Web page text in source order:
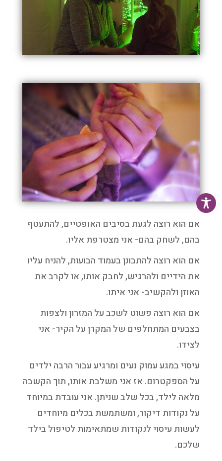
אם הוא רוצה לגעת בסיבים האופטיים, להתעטף
בהם, לשחק בהם- אני מצטרפת אליו.
אם הוא רוצה להתבונן בעמוד הבועות, להניח עליו
את הידיים ולהרגיש, לחבק אותו, או לקרב את
האוזן ולהקשיב- אני איתו.
אם הוא רוצה פשוט לשכב על המזרון ולצפות
בצבעים המתחלפים של המקרן על הקיר- אני
לצידו.
עיסוי במגע עמוק נעים ומרגיע עבור הרבה ילדים
על הספקטרום. אז אני משלבת אותו, תוך הקשבה
מלאה לילד, בכל שלב שניתן. אני עובדת במיוחד
על נקודות דיקור, ומשתמשת בכלים מיוחדים
לעשות עיסוי לנקודות שמתאימות לטיפול בילד
שלכם.